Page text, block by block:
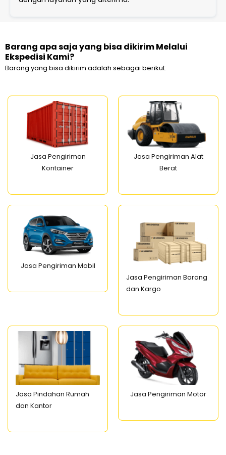
Barang apa saja yang bisa dikirim Melalui
Ekspedisi Kami?
Barang yang bisa dikirim adalah sebagai berikut:
Jasa Pengiriman
Kontainer
Jasa Pengiriman Alat
Berat
Jasa Pengiriman Mobil
Jasa Pengiriman Barang
dan Kargo
Jasa Pindahan Rumah
dan Kantor
Jasa Pengiriman Motor